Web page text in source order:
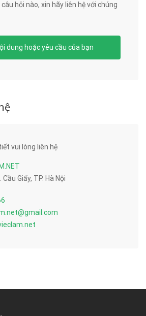
hỏi nào, xin hãy liên hệ với chúng
dung hoặc yêu cầu của bạn
vui lòng liên hệ
Giấy, TP. Hà Nội